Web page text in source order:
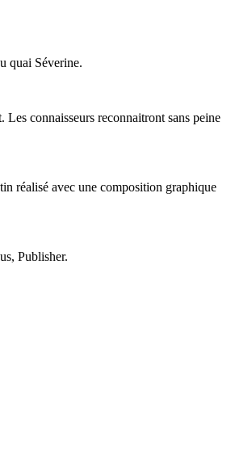
quai Séverine.
connaisseurs reconnaitront sans peine
réalisé avec une composition graphique
Publisher.